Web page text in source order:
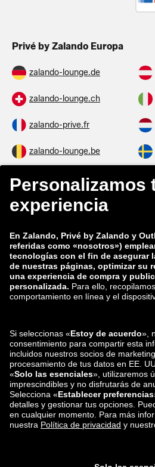
Privé by Zalando Europa
zalando-lounge.de
zalando-lounge.ch
zalando-prive.fr
zalando-lounge.be
zalando-lounge.fi
zalando-lounge.co.uk
zalando-prive.es
zalando-lounge.lt
zalando-lounge.ro
zalando-lounge.lu
zalando-lounge.lv
También nos
encuentras en